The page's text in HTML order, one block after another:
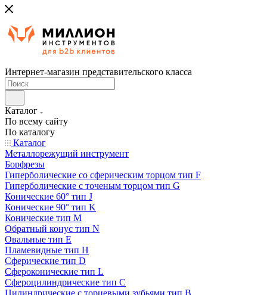
Интернет-магазин представительского класса
Каталог
По всему сайту
По каталогу
Каталог
Металлорежущий инструмент
Борфрезы
Гиперболические cо сферическим торцом тип F
Гиперболические с точеным торцом тип G
Конические 60° тип J
Конические 90° тип K
Конические тип M
Обратный конус тип N
Овальные тип E
Пламевидные тип H
Сферические тип D
Сфероконические тип L
Сфероцилиндрические тип C
Цилиндрические с торцевыми зубьями тип B